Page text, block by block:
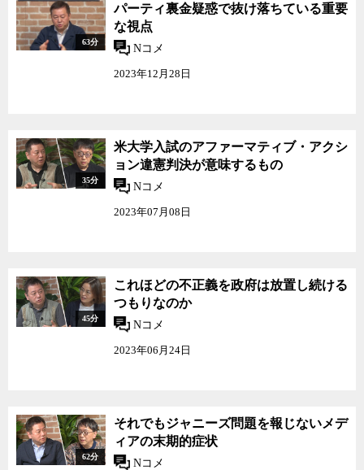
63分
パーティ裏金疑惑で抜け落ちている重要
な視点
Nコメ
2023年12月28日
35分
米大学入試のアファーマティブ・アクシ
ョン違憲判決が意味するもの
Nコメ
2023年07月08日
45分
これほどの不正義を政府は放置し続ける
つもりなのか
Nコメ
2023年06月24日
62分
それでもジャニーズ問題を報じないメデ
ィアの末期的症状
Nコメ